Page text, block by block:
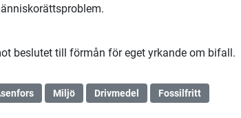
beslutet till förmån för eget yrkande om bifall.
Miljö Drivmedel Fossilfritt